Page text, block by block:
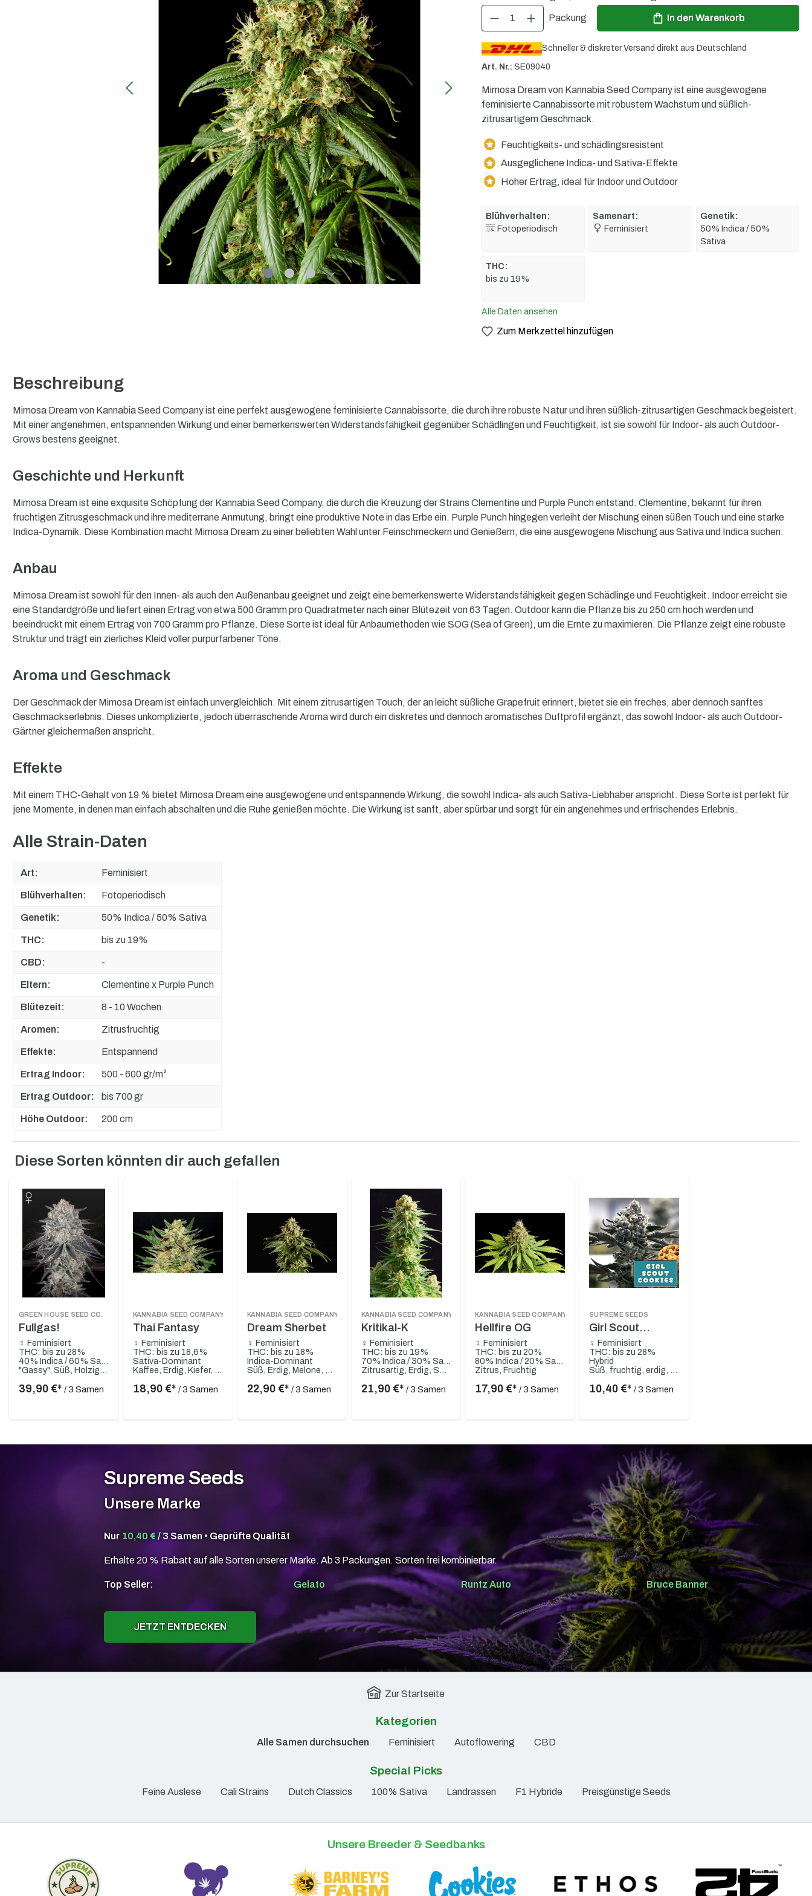
Produkt Anzahl: Gib den gewünschten Wert ein oder benutze die Schaltflächen um die Anzahl zu
Packung In den Warenkorb
Schneller & diskreter Versand direkt aus Deutschland
Art. Nr.:SE09040
Mimosa Dream von Kannabia Seed Company ist eine ausgewogene
feminisierte Cannabissorte mit robustem Wachstum und süßlich-
zitrusartigem Geschmack.
Feuchtigkeits- und schädlingsresistent
Ausgeglichene Indica- und Sativa-Effekte
Hoher Ertrag, ideal für Indoor und Outdoor
Blühverhalten:
Fotoperiodisch
Samenart:
Feminisiert
Genetik:
50% Indica / 50%
Sativa
THC:
bis zu 19%
Alle Daten ansehen
Zum Merkzettel hinzufügen
Beschreibung
Mimosa Dream von Kannabia Seed Company ist eine perfekt ausgewogene feminisierte Cannabissorte, die durch ihre robuste Natur und ihren süßlich-zitrusartigen Geschmack begeistert.
Mit einer angenehmen, entspannenden Wirkung und einer bemerkenswerten Widerstandsfähigkeit gegenüber Schädlingen und Feuchtigkeit, ist sie sowohl für Indoor- als auch Outdoor-
Grows bestens geeignet.
Geschichte und Herkunft
Mimosa Dream ist eine exquisite Schöpfung der Kannabia Seed Company, die durch die Kreuzung der Strains Clementine und Purple Punch entstand. Clementine, bekannt für ihren
fruchtigen Zitrusgeschmack und ihre mediterrane Anmutung, bringt eine produktive Note in das Erbe ein. Purple Punch hingegen verleiht der Mischung einen süßen Touch und eine starke
Indica-Dynamik. Diese Kombination macht Mimosa Dream zu einer beliebten Wahl unter Feinschmeckern und Genießern, die eine ausgewogene Mischung aus Sativa und Indica suchen.
Anbau
Mimosa Dream ist sowohl für den Innen- als auch den Außenanbau geeignet und zeigt eine bemerkenswerte Widerstandsfähigkeit gegen Schädlinge und Feuchtigkeit. Indoor erreicht sie
eine Standardgröße und liefert einen Ertrag von etwa 500 Gramm pro Quadratmeter nach einer Blütezeit von 63 Tagen. Outdoor kann die Pflanze bis zu 250 cm hoch werden und
beeindruckt mit einem Ertrag von 700 Gramm pro Pflanze. Diese Sorte ist ideal für Anbaumethoden wie SOG (Sea of Green), um die Ernte zu maximieren. Die Pflanze zeigt eine robuste
Struktur und trägt ein zierliches Kleid voller purpurfarbener Töne.
Aroma und Geschmack
Der Geschmack der Mimosa Dream ist einfach unvergleichlich. Mit einem zitrusartigen Touch, der an leicht süßliche Grapefruit erinnert, bietet sie ein freches, aber dennoch sanftes
Geschmackserlebnis. Dieses unkomplizierte, jedoch überraschende Aroma wird durch ein diskretes und dennoch aromatisches Duftprofil ergänzt, das sowohl Indoor- als auch Outdoor-
Gärtner gleichermaßen anspricht.
Effekte
Mit einem THC-Gehalt von 19 % bietet Mimosa Dream eine ausgewogene und entspannende Wirkung, die sowohl Indica- als auch Sativa-Liebhaber anspricht. Diese Sorte ist perfekt für
jene Momente, in denen man einfach abschalten und die Ruhe genießen möchte. Die Wirkung ist sanft, aber spürbar und sorgt für ein angenehmes und erfrischendes Erlebnis.
Alle Strain-Daten
Art: Feminisiert
Blühverhalten: Fotoperiodisch
Genetik: 50% Indica / 50% Sativa
THC: bis zu 19%
CBD: -
Eltern: Clementine x Purple Punch
Blütezeit: 8 - 10 Wochen
Aromen: Zitrusfruchtig
Effekte: Entspannend
Ertrag Indoor: 500 - 600 gr/m²
Ertrag Outdoor: bis 700 gr
Höhe Outdoor: 200 cm
Diese Sorten könnten dir auch gefallen
GREEN HOUSE SEED CO.
Fullgas!
♀ Feminisiert
THC: bis zu 28%
39,90 €* / 3 Samen
KANNABIA SEED COMPANY
Thai Fantasy
♀ Feminisiert
THC: bis zu 18,6%
Sativa-Dominant
18,90 €* / 3 Samen
KANNABIA SEED COMPANY
Dream Sherbet
♀ Feminisiert
THC: bis zu 18%
Indica-Dominant
22,90 €* / 3 Samen
KANNABIA SEED COMPANY
Kritikal-K
♀ Feminisiert
THC: bis zu 19%
70% Indica / 30% Sativa
21,90 €* / 3 Samen
KANNABIA SEED COMPANY
Hellfire OG
♀ Feminisiert
THC: bis zu 20%
Zitrus, Fruchtig
17,90 €*/ 3 Samen
SUPREME SEEDS
Girl Scout
Cookies
♀ Feminisiert
THC: bis zu 28%
Hybrid
10,40 €*/ 3 Samen
Supreme Seeds
Unsere Marke
Nur 10,40 € / 3 Samen • Geprüfte Qualität
Erhalte 20 % Rabatt auf alle Sorten unserer Marke. Ab 3 Packungen. Sorten frei kombinierbar.
Top Seller: Gelato Runtz Auto Bruce Banner
JETZT ENTDECKEN
Zur Startseite
Kategorien
Alle Samen durchsuchen Feminisiert Autoflowering CBD
Special Picks
Feine Auslese Cali Strains Dutch Classics 100% Sativa Landrassen F1 Hybride Preisgünstige Seeds
Unsere Breeder & Seedbanks